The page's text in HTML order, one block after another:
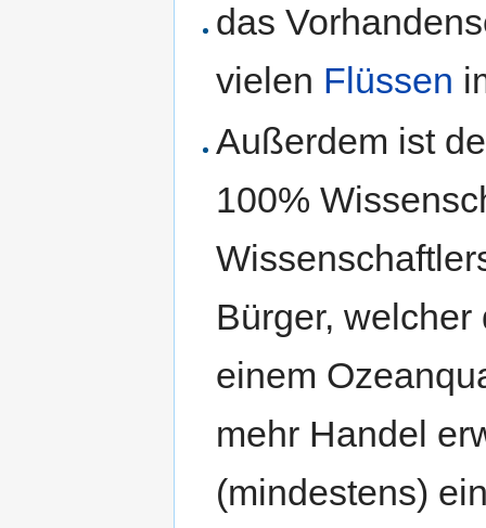
das
vielen Flüssen
Außerdem ist
100%
Bürger,
einem
mehr Handel
(mindestens)